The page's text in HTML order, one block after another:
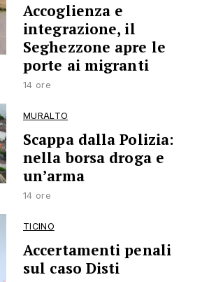
Accoglienza e
integrazione, il
Seghezzone apre le
porte ai migranti
14 ore
MURALTO
Scappa dalla Polizia:
nella borsa droga e
un’arma
14 ore
TICINO
Accertamenti penali
sul caso Disti